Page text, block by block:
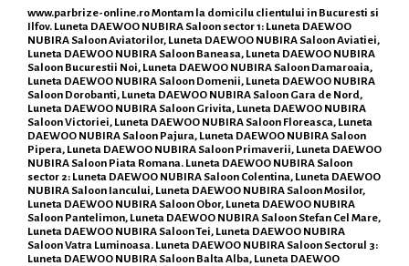
www.parbrize-online.roMontam la domicilu clientului in Bucuresti si
Ilfov. Luneta DAEWOO NUBIRA Saloon sector 1: Luneta DAEWOO
NUBIRA Saloon Aviatorilor, Luneta DAEWOO NUBIRA Saloon Aviatiei,
Luneta DAEWOO NUBIRA Saloon Baneasa, Luneta DAEWOO NUBIRA
Saloon Bucurestii Noi, Luneta DAEWOO NUBIRA Saloon Damaroaia,
Luneta DAEWOO NUBIRA Saloon Domenii, Luneta DAEWOO NUBIRA
Saloon Dorobanti, Luneta DAEWOO NUBIRA Saloon Gara de Nord,
Luneta DAEWOO NUBIRA Saloon Grivita, Luneta DAEWOO NUBIRA
Saloon Victoriei, Luneta DAEWOO NUBIRA Saloon Floreasca, Luneta
DAEWOO NUBIRA Saloon Pajura, Luneta DAEWOO NUBIRA Saloon
Pipera, Luneta DAEWOO NUBIRA Saloon Primaverii, Luneta DAEWOO
NUBIRA Saloon Piata Romana. Luneta DAEWOO NUBIRA Saloon
sector 2: Luneta DAEWOO NUBIRA Saloon Colentina, Luneta DAEWOO
NUBIRA Saloon Iancului, Luneta DAEWOO NUBIRA Saloon Mosilor,
Luneta DAEWOO NUBIRA Saloon Obor, Luneta DAEWOO NUBIRA
Saloon Pantelimon, Luneta DAEWOO NUBIRA Saloon Stefan Cel Mare,
Luneta DAEWOO NUBIRA Saloon Tei, Luneta DAEWOO NUBIRA
Saloon Vatra Luminoasa. Luneta DAEWOO NUBIRA Saloon Sectorul 3:
Luneta DAEWOO NUBIRA Saloon Balta Alba, Luneta DAEWOO